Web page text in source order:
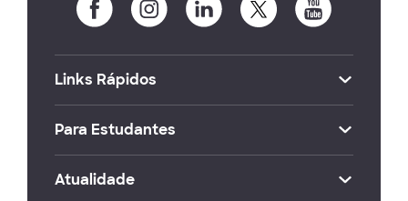
Links Rápidos
Para Estudantes
Atualidade